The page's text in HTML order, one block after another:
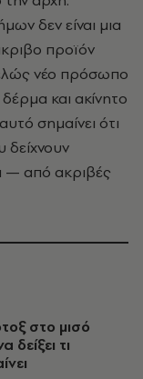
δεν είναι μια
προϊόν
νέο πρόσωπο
και ακίνητο
σημαίνει ότι
— από ακριβές
στο μισό
τι